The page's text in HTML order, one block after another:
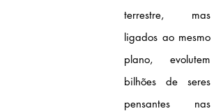
terrestre, mas
ligados ao mesmo
plano, evolutem
bilhões de seres
pensantes nas